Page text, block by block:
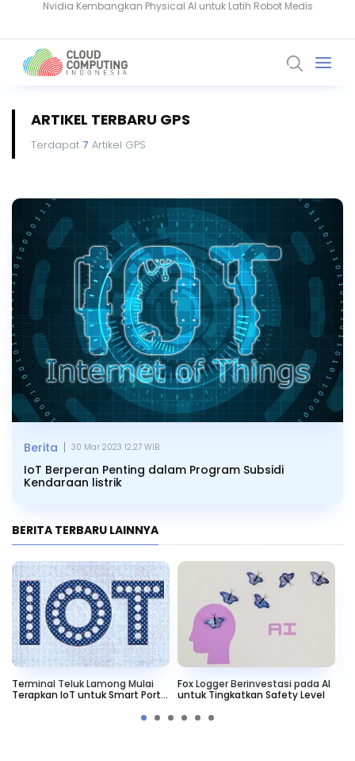
ARTIKEL TERBARU GPS
Terdapat 7 Artikel GPS
IoT Berperan Penting dalam Program Subsidi
Kendaraan listrik
Berita | 30 Mar 2023 12.27 WIB
BERITA TERBARU LAINNYA
Terminal Teluk Lamong Mulai
Terapkan IoT untuk Smart Port
Fox Logger Berinvestasi pada AI
untuk Tingkatkan Safety Level